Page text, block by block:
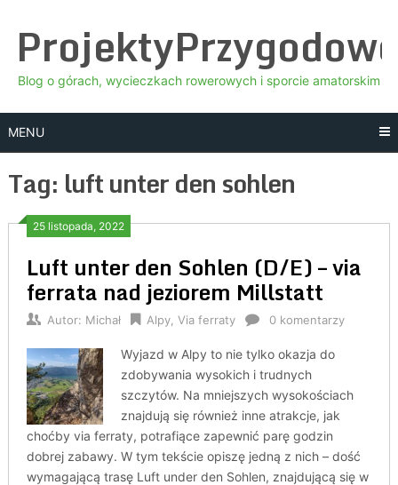
content
Blog o górach, wycieczkach rowerowych i sporcie amatorskim
MENU
Tag: luft unter den sohlen
25 listopada, 2022
Luft unter den Sohlen (D/E) – via
ferrata nad jeziorem Millstatt
Autor: Michał Alpy, Via ferraty 0 komentarzy
Wyjazd w Alpy to nie tylko okazja do
zdobywania wysokich i trudnych
szczytów. Na mniejszych wysokościach
znajdują się również inne atrakcje, jak
choćby via ferraty, potrafiące zapewnić parę godzin
dobrej zabawy. W tym tekście opiszę jedną z nich – dość
wymagającą trasę Luft under den Sohlen, znajdującą się w